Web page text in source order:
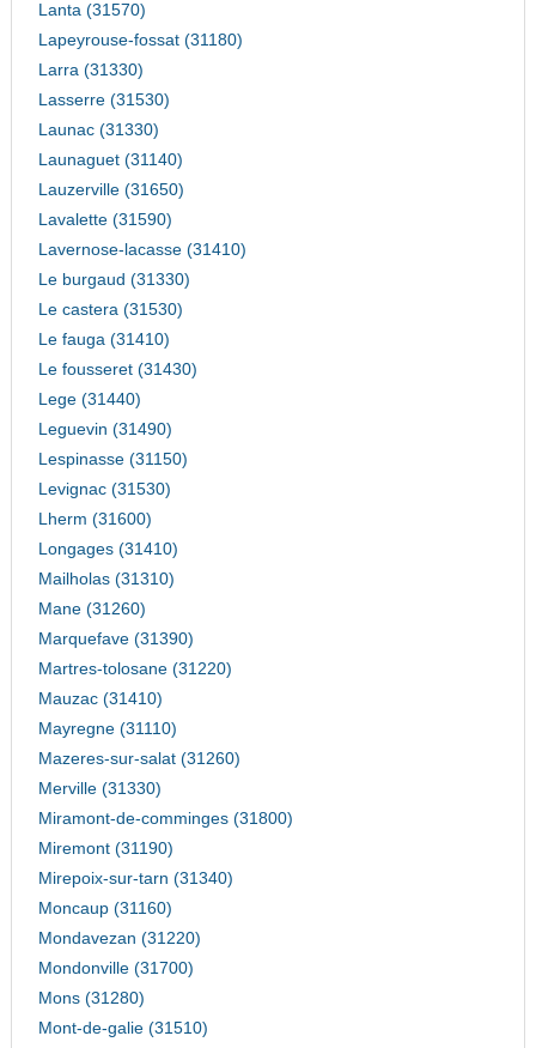
Lanta (31570)
Lapeyrouse-fossat (31180)
Larra (31330)
Lasserre (31530)
Launac (31330)
Launaguet (31140)
Lauzerville (31650)
Lavalette (31590)
Lavernose-lacasse (31410)
Le burgaud (31330)
Le castera (31530)
Le fauga (31410)
Le fousseret (31430)
Lege (31440)
Leguevin (31490)
Lespinasse (31150)
Levignac (31530)
Lherm (31600)
Longages (31410)
Mailholas (31310)
Mane (31260)
Marquefave (31390)
Martres-tolosane (31220)
Mauzac (31410)
Mayregne (31110)
Mazeres-sur-salat (31260)
Merville (31330)
Miramont-de-comminges (31800)
Miremont (31190)
Mirepoix-sur-tarn (31340)
Moncaup (31160)
Mondavezan (31220)
Mondonville (31700)
Mons (31280)
Mont-de-galie (31510)